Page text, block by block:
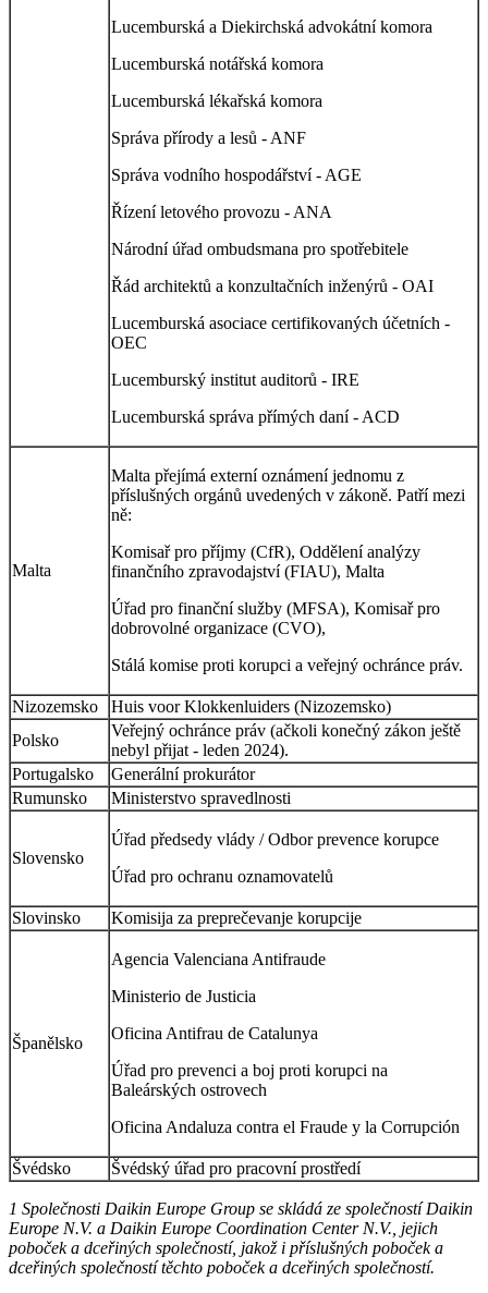
Lucemburská a Diekirchská advokátní komora
Lucemburská notářská komora
Lucemburská lékařská komora
Správa přírody a lesů - ANF
Správa vodního hospodářství - AGE
Řízení letového provozu - ANA
Národní úřad ombudsmana pro spotřebitele
Řád architektů a konzultačních inženýrů - OAI
Lucemburská asociace certifikovaných účetních -
OEC
Lucemburský institut auditorů - IRE
Lucemburská správa přímých daní - ACD
Malta
Malta přejímá externí oznámení jednomu z
příslušných orgánů uvedených v zákoně. Patří mezi
ně:
Komisař pro příjmy (CfR), Oddělení analýzy
finančního zpravodajství (FIAU), Malta
Úřad pro finanční služby (MFSA), Komisař pro
dobrovolné organizace (CVO),
Stálá komise proti korupci a veřejný ochránce práv.
Nizozemsko
Huis voor Klokkenluiders (Nizozemsko)
Polsko
Veřejný ochránce práv (ačkoli konečný zákon ještě
nebyl přijat - leden 2024).
Portugalsko
Generální prokurátor
Rumunsko
Ministerstvo spravedlnosti
Slovensko
Úřad předsedy vlády / Odbor prevence korupce
Úřad pro ochranu oznamovatelů
Slovinsko Komisija za preprečevanje korupcije
Španělsko
Agencia Valenciana Antifraude
Ministerio de Justicia
Oficina Antifrau de Catalunya
Úřad pro prevenci a boj proti korupci na
Baleárských ostrovech
Oficina Andaluza contra el Fraude y la Corrupción
Švédsko Švédský úřad pro pracovní prostředí
1 Společnosti Daikin Europe Group se skládá ze společností Daikin
Europe N.V. a Daikin Europe Coordination Center N.V., jejich
poboček a dceřiných společností, jakož i příslušných poboček a
dceřiných společností těchto poboček a dceřiných společností.